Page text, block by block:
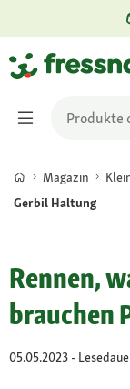
Magazin
Gerbil Haltung
Rennen,
brauchen
05.05.2023 -